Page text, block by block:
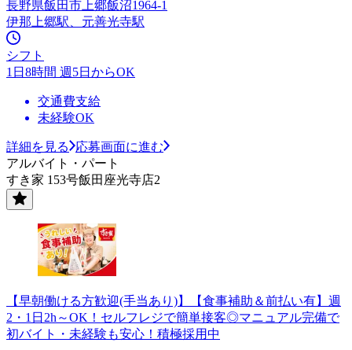
長野県飯田市上郷飯沼1964-1
伊那上郷駅、元善光寺駅
シフト
1日8時間 週5日からOK
交通費支給
未経験OK
詳細を見る
応募画面に進む
アルバイト・パート
すき家 153号飯田座光寺店2
【早朝働ける方歓迎(手当あり)】【食事補助＆前払い有】週
2・1日2h～OK！セルフレジで簡単接客◎マニュアル完備で
初バイト・未経験も安心！積極採用中